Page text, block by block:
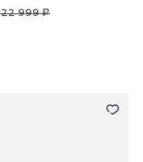
22 999 ₽